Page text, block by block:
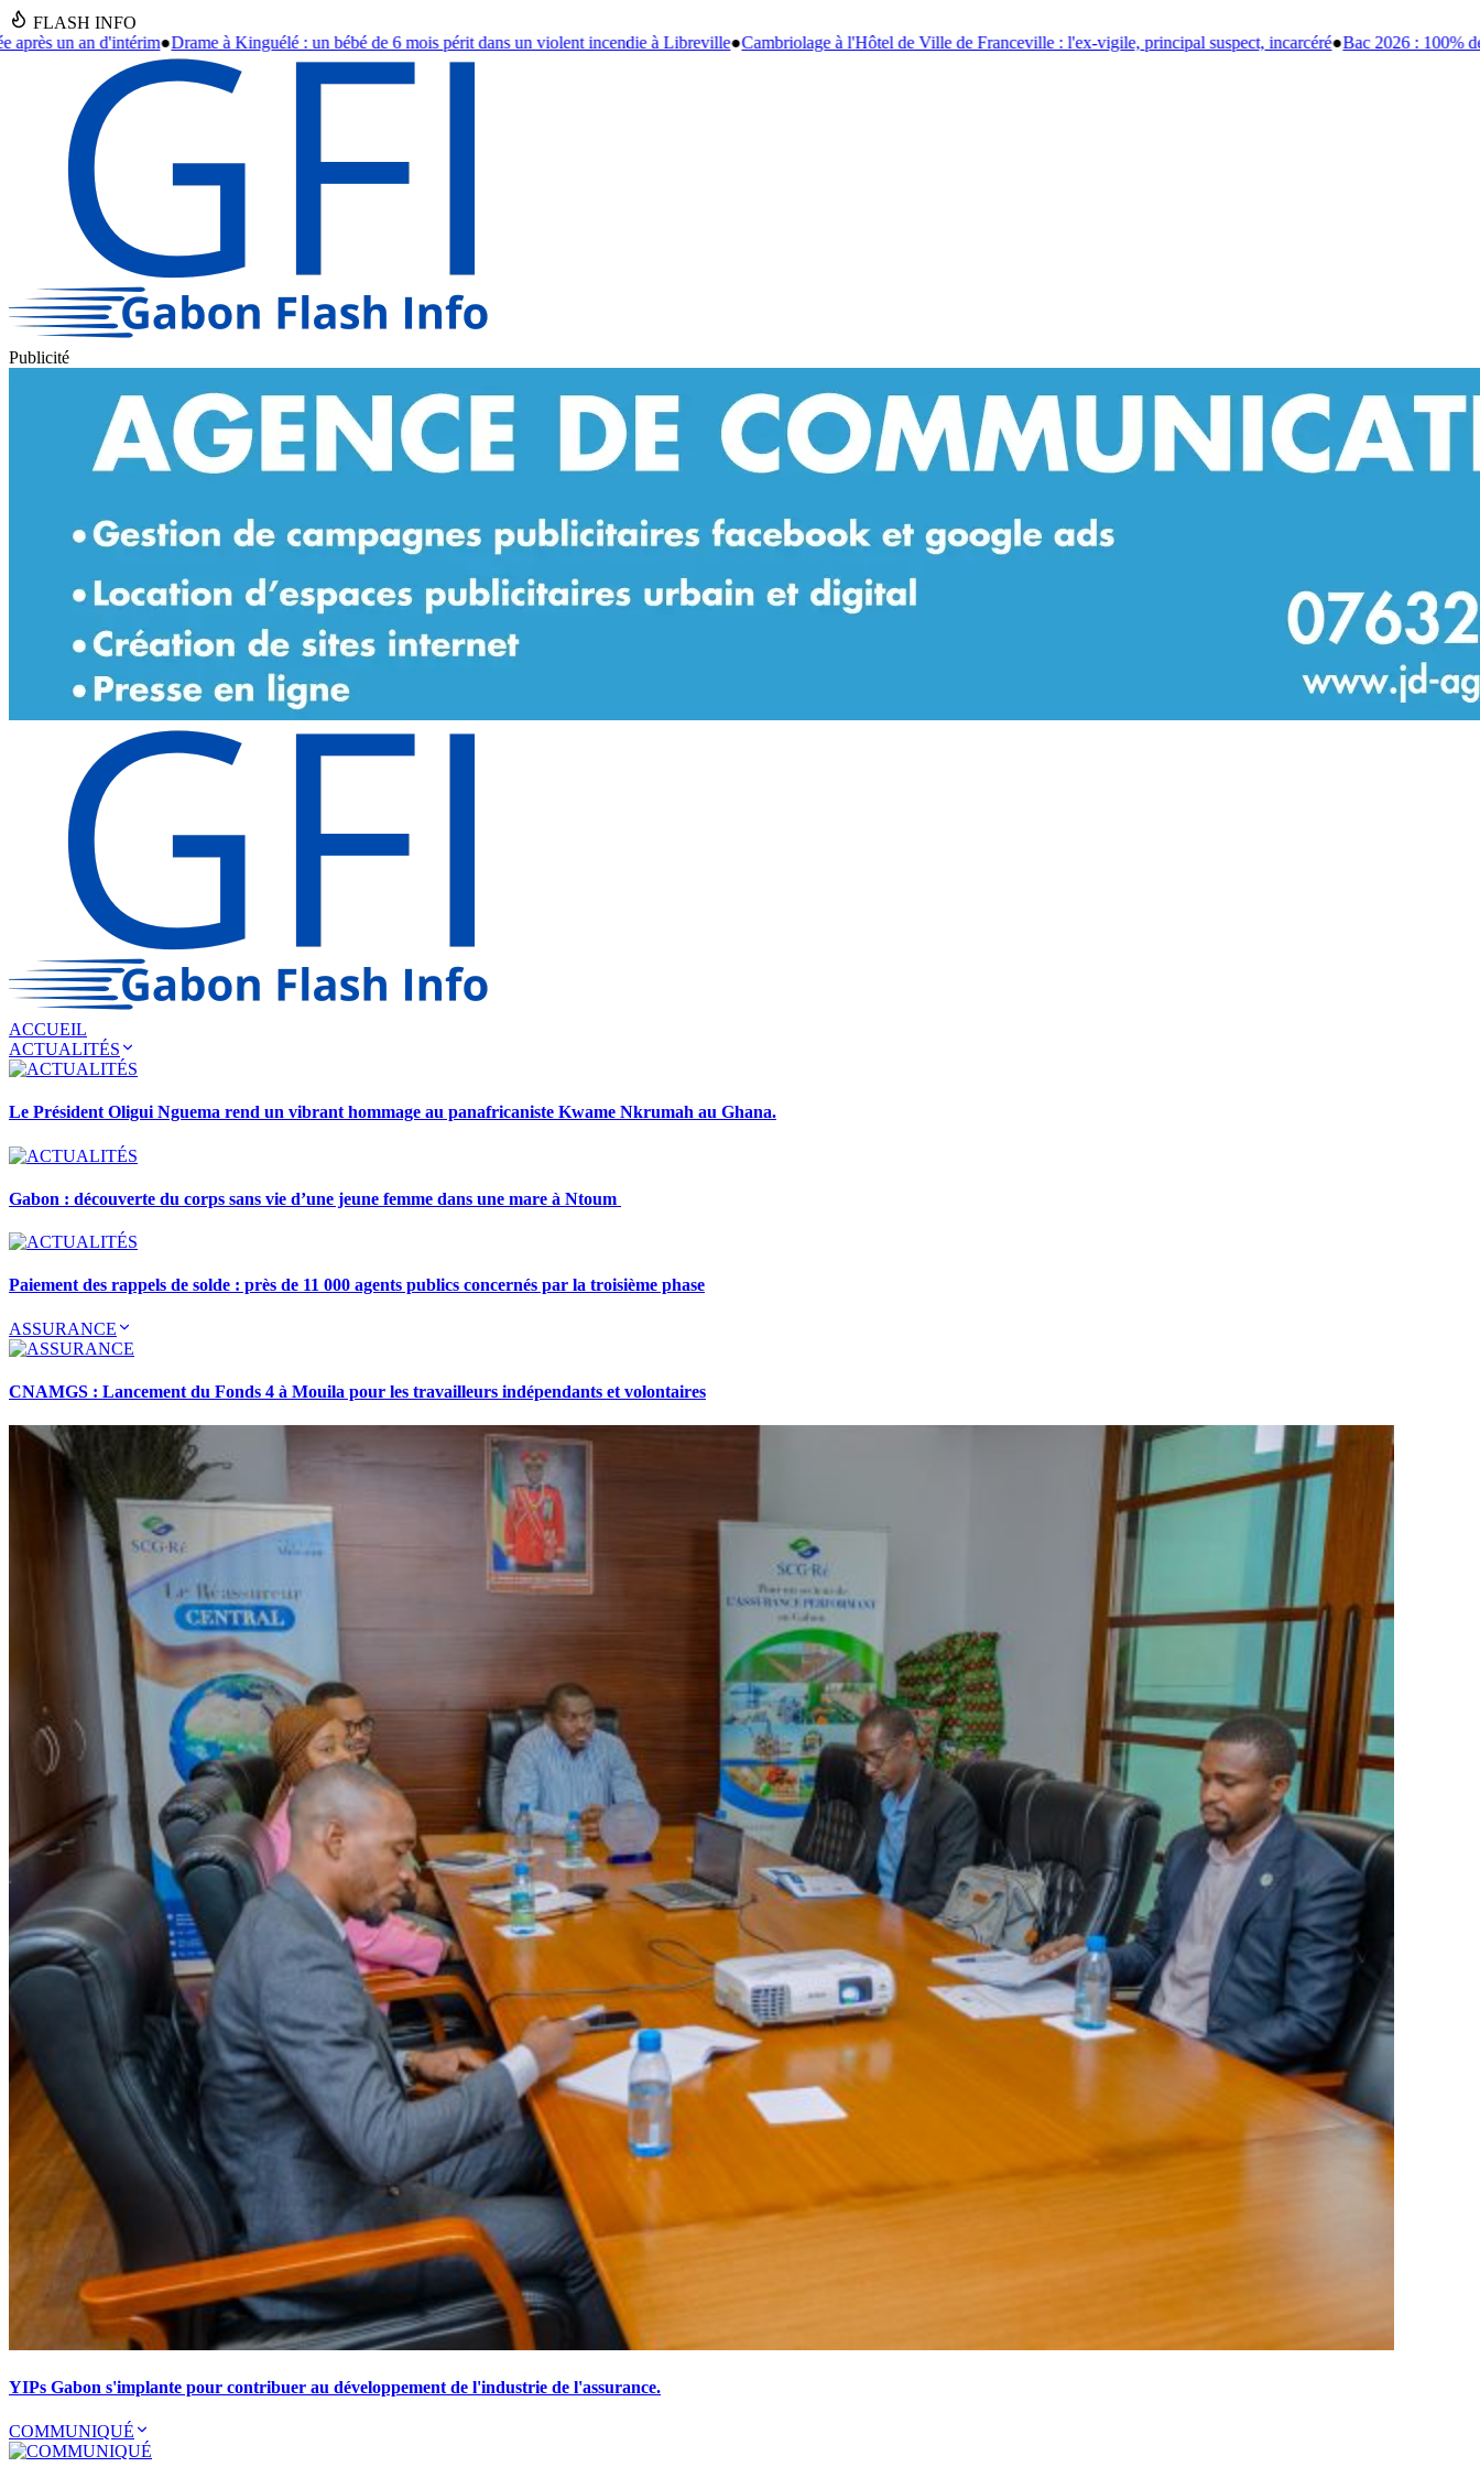
FLASH INFO
Kinguélé : un bébé de 6 mois périt dans un violent incendie à Libreville●Cambriolage à l'Hôtel de Ville de Franceville : l'ex-vigile, principal suspect, incarcéré●Bac 2026 : 100% de réussite historique à la prison
Publicité
ACCUEIL
ACTUALITÉS
Le Président Oligui Nguema rend un vibrant hommage au panafricaniste Kwame Nkrumah au Ghana.
Gabon : découverte du corps sans vie d’une jeune femme dans une mare à Ntoum
Paiement des rappels de solde : près de 11 000 agents publics concernés par la troisième phase
ASSURANCE
CNAMGS : Lancement du Fonds 4 à Mouila pour les travailleurs indépendants et volontaires
YIPs Gabon s'implante pour contribuer au développement de l'industrie de l'assurance.
COMMUNIQUÉ